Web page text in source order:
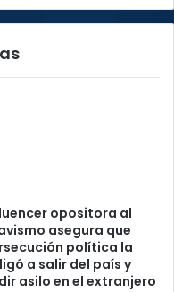
opositora al
asegura que
política la
a salir del país y
asilo en el extranjero